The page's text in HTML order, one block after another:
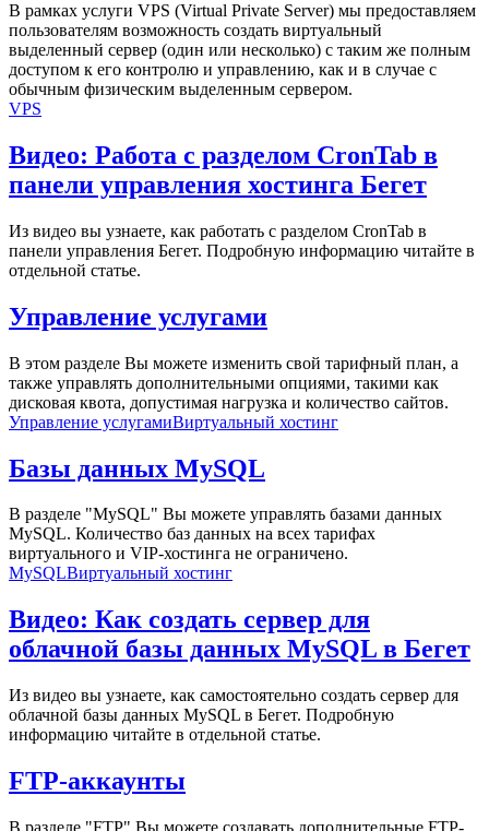
В рамках услуги VPS (Virtual Private Server) мы предоставляем
пользователям возможность создать виртуальный
выделенный сервер (один или несколько) с таким же полным
доступом к его контролю и управлению, как и в случае с
обычным физическим выделенным сервером.
VPS
Видео: Работа с разделом CronTab в
панели управления хостинга Бегет
Из видео вы узнаете, как работать с разделом CronTab в
панели управления Бегет. Подробную информацию читайте в
отдельной статье.
Управление услугами
В этом разделе Вы можете изменить свой тарифный план, а
также управлять дополнительными опциями, такими как
дисковая квота, допустимая нагрузка и количество сайтов.
Управление услугамиВиртуальный хостинг
Базы данных MySQL
В разделе "MySQL" Вы можете управлять базами данных
MySQL. Количество баз данных на всех тарифах
виртуального и VIP-хостинга не ограничено.
MySQLВиртуальный хостинг
Видео: Как создать сервер для
облачной базы данных MySQL в Бегет
Из видео вы узнаете, как самостоятельно создать сервер для
облачной базы данных MySQL в Бегет. Подробную
информацию читайте в отдельной статье.
FTP-аккаунты
В разделе "FTP" Вы можете создавать дополнительные FTP-